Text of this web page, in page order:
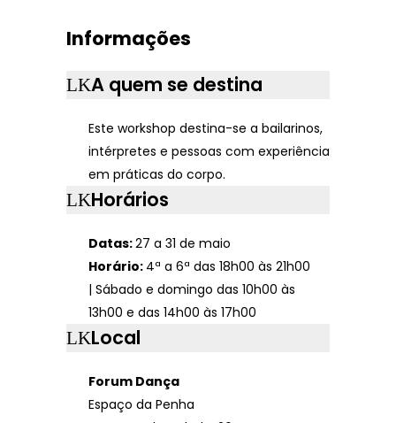
Informações
A quem se destina
Este workshop destina-se a bailarinos,
intérpretes e pessoas com experiência
em práticas do corpo.
Horários
Datas:27 a 31 de maio
Horário: 4ª a 6ª das 18h00 às 21h00
| Sábado e domingo das 10h00 às
13h00 e das 14h00 às 17h00
Local
Forum Dança
Espaço da Penha